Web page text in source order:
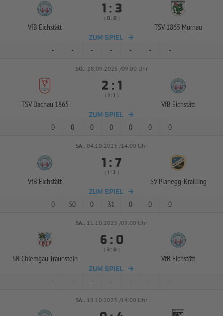
VfB Eichstätt
 : 
( :  )
TSV 1865 Murnau
ZUM SPIEL
- - - - - - -
SO.. 28.09.2025 /09:00 Uhr
TSV Dachau 1865
 : 
(  :  )
VfB Eichstätt
ZUM SPIEL
0 0 0 0 0 0 0
SA.. 04.10.2025 /14:00 Uhr
VfB Eichstätt
 : 
(  :  )
SV Planegg-Krailling
ZUM SPIEL
0 50 0 31 0 0 0
SA.. 11.10.2025 /09:00 Uhr
SB Chiemgau Traunstein
 : 
(  :  )
VfB Eichstätt
ZUM SPIEL
- - - - - - -
SA.. 18.10.2025 /14:00 Uhr